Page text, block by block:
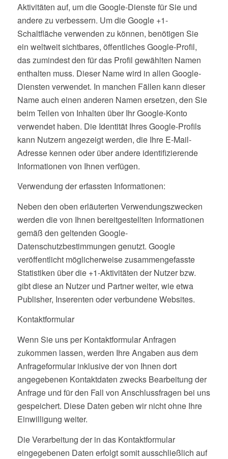
Aktivitäten auf, um die Google-Dienste für Sie und
andere zu verbessern. Um die Google +1-
Schaltfläche verwenden zu können, benötigen Sie
ein weltweit sichtbares, öffentliches Google-Profil,
das zumindest den für das Profil gewählten Namen
enthalten muss. Dieser Name wird in allen Google-
Diensten verwendet. In manchen Fällen kann dieser
Name auch einen anderen Namen ersetzen, den Sie
beim Teilen von Inhalten über Ihr Google-Konto
verwendet haben. Die Identität Ihres Google-Profils
kann Nutzern angezeigt werden, die Ihre E-Mail-
Adresse kennen oder über andere identifizierende
Informationen von Ihnen verfügen.
Verwendung der erfassten Informationen:
Neben den oben erläuterten Verwendungszwecken
werden die von Ihnen bereitgestellten Informationen
gemäß den geltenden Google-
Datenschutzbestimmungen genutzt. Google
veröffentlicht möglicherweise zusammengefasste
Statistiken über die +1-Aktivitäten der Nutzer bzw.
gibt diese an Nutzer und Partner weiter, wie etwa
Publisher, Inserenten oder verbundene Websites.
Kontaktformular
Wenn Sie uns per Kontaktformular Anfragen
zukommen lassen, werden Ihre Angaben aus dem
Anfrageformular inklusive der von Ihnen dort
angegebenen Kontaktdaten zwecks Bearbeitung der
Anfrage und für den Fall von Anschlussfragen bei uns
gespeichert. Diese Daten geben wir nicht ohne Ihre
Einwilligung weiter.
Die Verarbeitung der in das Kontaktformular
eingegebenen Daten erfolgt somit ausschließlich auf